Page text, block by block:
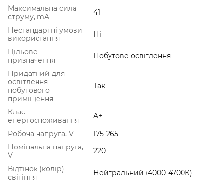
Максимальна сила
струму, mA
41
Нестандартні умови
використання
Ні
Цільове
призначення
Побутове освітлення
Придатний для
освітлення
побутового
приміщення
Так
Клас
енергоспоживання
A+
Робоча напруга, V
175-265
Номінальна напруга,
V
220
Відтінок (колір)
світіння
Нейтральний (4000-4700К)